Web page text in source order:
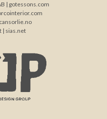
| gotessons.com
| sias.net